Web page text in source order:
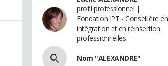
profil professionnel |
Fondation IPT - Conseillère en
intégration et en réinsertion
professionnelles
Nom "ALEXANDRE"